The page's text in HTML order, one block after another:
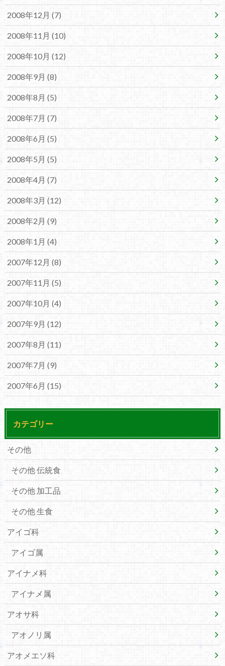
2008年12月 (7)
2008年11月 (10)
2008年10月 (12)
2008年9月 (8)
2008年8月 (5)
2008年7月 (7)
2008年6月 (5)
2008年5月 (5)
2008年4月 (7)
2008年3月 (12)
2008年2月 (9)
2008年1月 (4)
2007年12月 (8)
2007年11月 (5)
2007年10月 (4)
2007年9月 (12)
2007年8月 (11)
2007年7月 (9)
2007年6月 (15)
カテゴリー
その他
その他 伝統食
その他 加工品
その他 生食
アイゴ科
アイゴ属
アイナメ科
アイナメ属
アオサ科
アオノリ属
アオメエソ科